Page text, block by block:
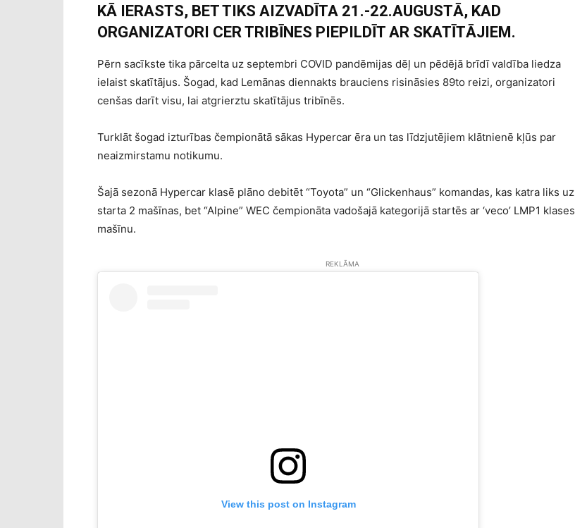
KĀ IERASTS, BET TIKS AIZVADĪTA 21.-22.AUGUSTĀ, KAD
ORGANIZATORI CER TRIBĪNES PIEPILDĪT AR SKATĪTĀJIEM.
Pērn sacīkste tika pārcelta uz septembri COVID pandēmijas dēļ un pēdējā brīdī valdība liedza
ielaist skatītājus. Šogad, kad Lemānas diennakts brauciens risināsies 89to reizi, organizatori
cenšas darīt visu, lai atgrierztu skatītājus tribīnēs.
Turklāt šogad izturības čempionātā sākas Hypercar ēra un tas līdzjutējiem klātnienē kļūs par
neaizmirstamu notikumu.
Šajā sezonā Hypercar klasē plāno debitēt “Toyota” un “Glickenhaus” komandas, kas katra liks uz
starta 2 mašīnas, bet “Alpine” WEC čempionāta vadošajā kategorijā startēs ar ‘veco’ LMP1 klases
mašīnu.
REKLĀMA
View this post on Instagram